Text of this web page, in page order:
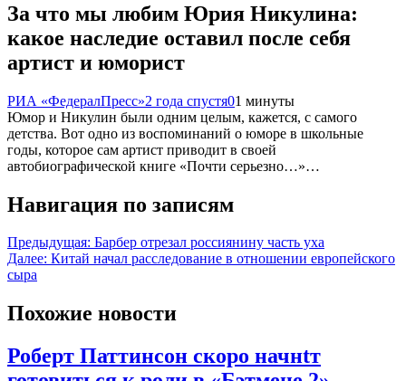
За что мы любим Юрия Никулина:
какое наследие оставил после себя
артист и юморист
РИА «ФедералПресс»2 года спустя01 минуты
Юмор и Никулин были одним целым, кажется, с самого
детства. Вот одно из воспоминаний о юморе в школьные
годы, которое сам артист приводит в своей
автобиографической книге «Почти серьезно…»…
Навигация по записям
Предыдущая: Барбер отрезал россиянину часть уха
Далее: Китай начал расследование в отношении европейского
сыра
Похожие новости
Роберт Паттинсон скоро начнtт